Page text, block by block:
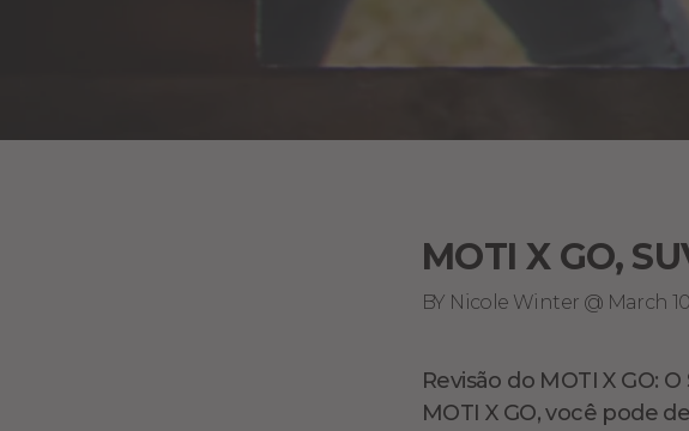
MOTI X GO,
BY Nicole Winter @ March
Revisão do MOTI X GO:
MOTI X GO, você pode